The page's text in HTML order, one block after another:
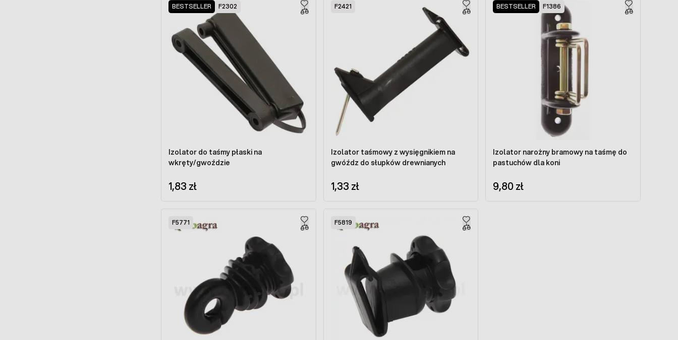
BESTSELLER F2302
Izolator do taśmy płaski na
wkręty/gwoździe
1,83 zł
F2421
Izolator taśmowy z wysięgnikiem na
gwóźdz do słupków drewnianych
1,33 zł
BESTSELLER F1386
Izolator narożny bramowy na taśmę do
pastuchów dla koni
9,80 zł
F5771 F5819